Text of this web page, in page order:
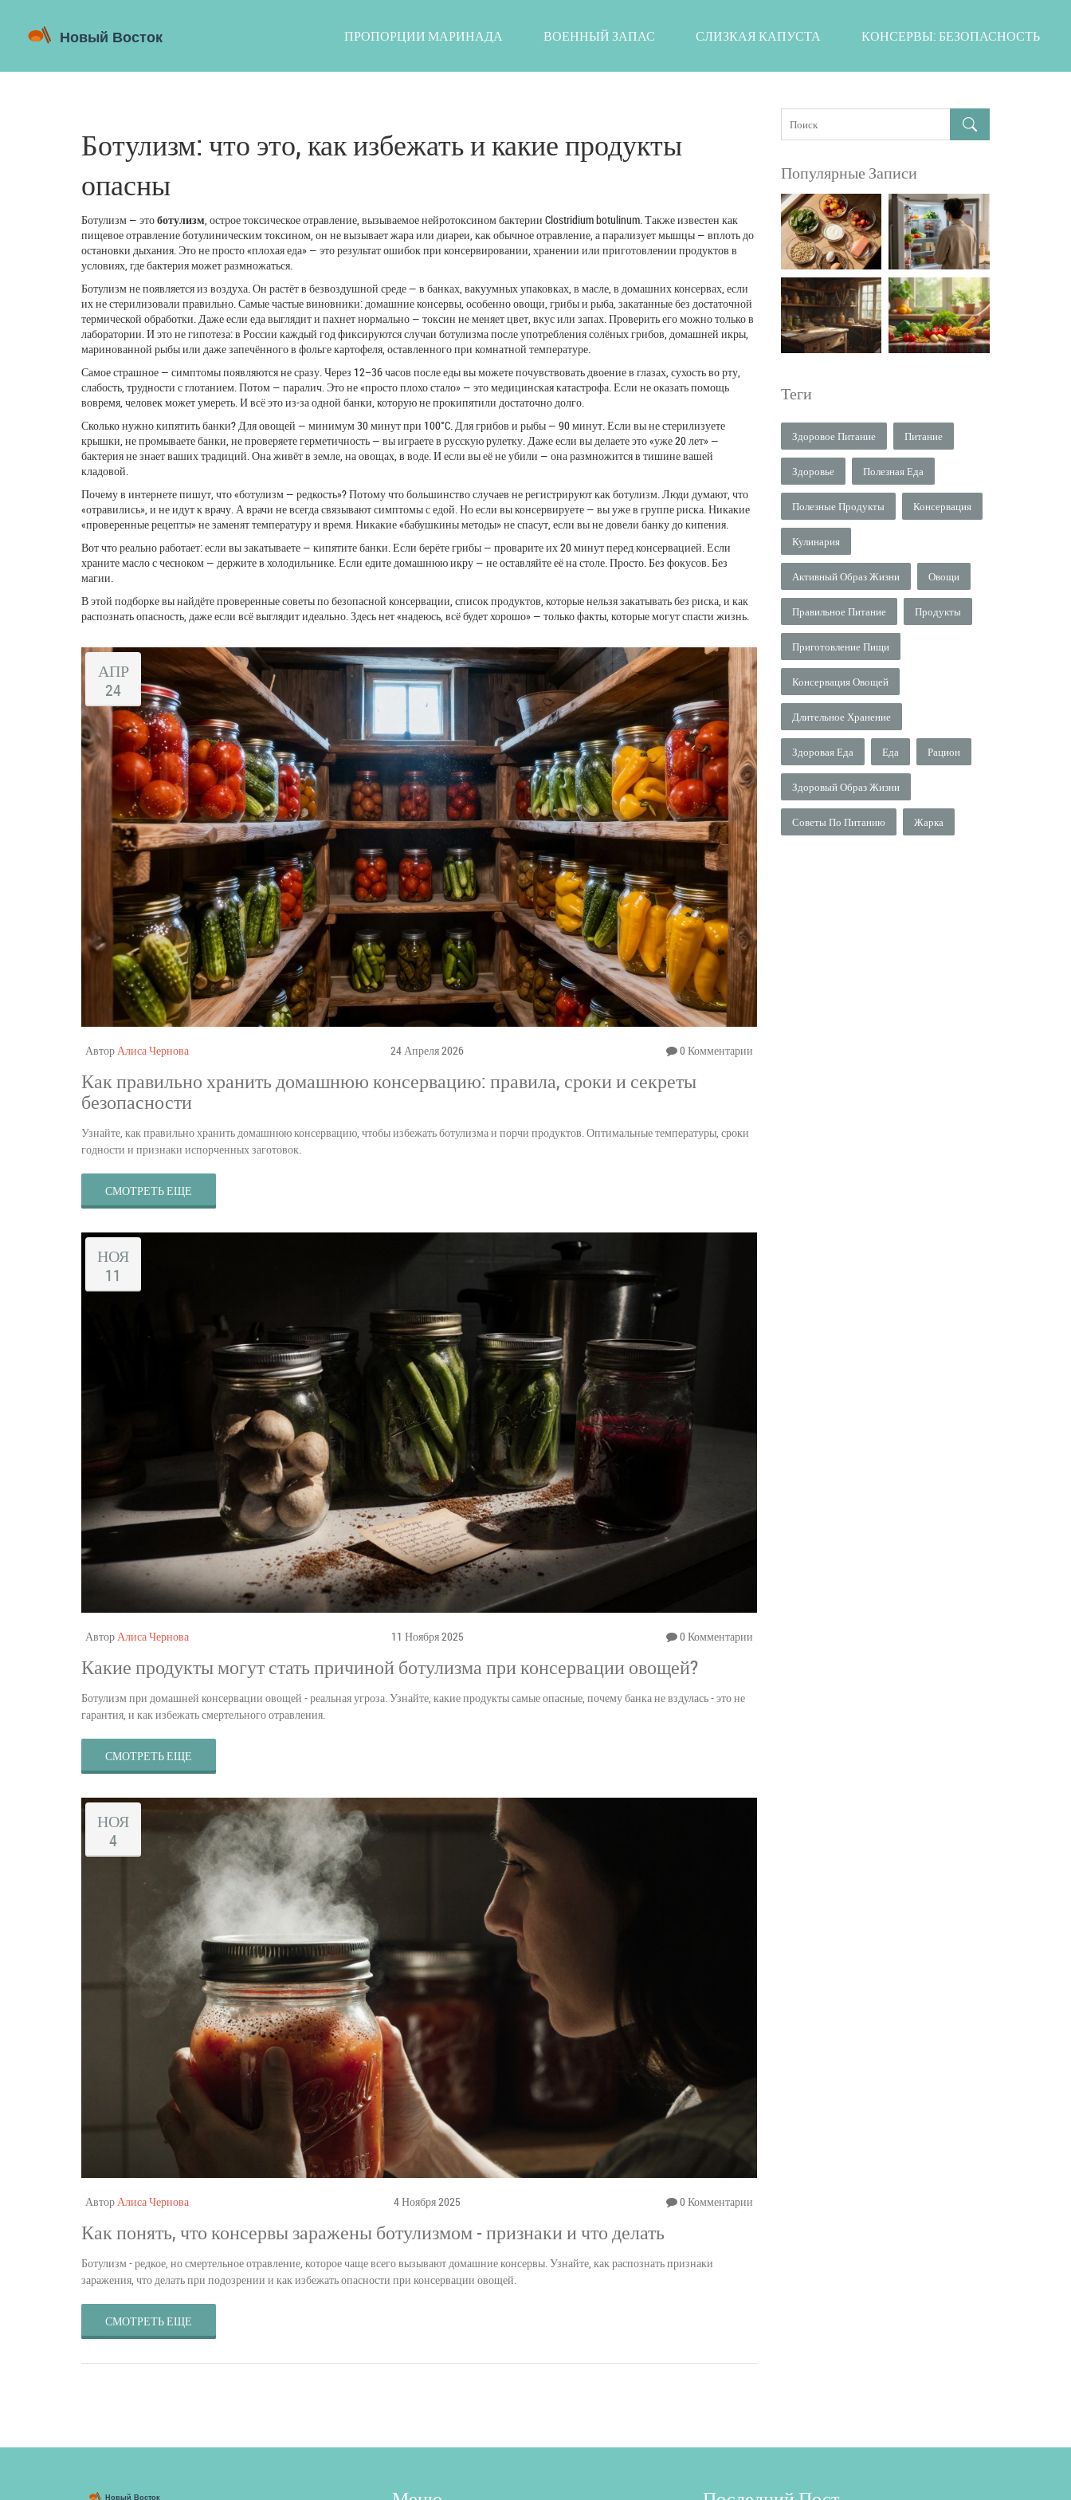
ПРОПОРЦИИ МАРИНАДА ВОЕННЫЙ ЗАПАС СЛИЗКАЯ КАПУСТА КОНСЕРВЫ: БЕЗОПАСНОСТЬ
Ботулизм: что это, как избежать и какие продукты
опасны
Ботулизм — этоботулизм острое токсическое отравление, вызываемое нейротоксином бактерии Clostridium botulinum . Также известен как
пищевое отравление ботулиническим токсином , он не вызывает жара или диареи, как обычное отравление, а парализует мышцы — вплоть до
остановки дыхания. Это не просто «плохая еда» — это результат ошибок при консервировании, хранении или приготовлении продуктов в
условиях, где бактерия может размножаться.
Ботулизм не появляется из воздуха. Он растёт в безвоздушной среде — в банках, вакуумных упаковках, в масле, в домашних консервах, если
их не стерилизовали правильно. Самые частые виновники: домашние консервы особенно овощи, грибы и рыба, закатанные без достаточной
термической обработки . Даже если еда выглядит и пахнет нормально — токсин не меняет цвет, вкус или запах. Проверить его можно только в
лаборатории. И это не гипотеза: в России каждый год фиксируются случаи ботулизма после употребления солёных грибов, домашней икры,
маринованной рыбы или даже запечённого в фольге картофеля, оставленного при комнатной температуре.
Самое страшное — симптомы появляются не сразу. Через 12–36 часов после еды вы можете почувствовать двоение в глазах, сухость во рту,
слабость, трудности с глотанием. Потом — паралич. Это не «просто плохо стало» — это медицинская катастрофа. Если не оказать помощь
вовремя, человек может умереть. И всё это из-за одной банки, которую не прокипятили достаточно долго.
Сколько нужно кипятить банки? Для овощей — минимум 30 минут при 100°C. Для грибов и рыбы — 90 минут. Если вы не стерилизуете
крышки, не промываете банки, не проверяете герметичность — вы играете в русскую рулетку. Даже если вы делаете это «уже 20 лет» —
бактерия не знает ваших традиций. Она живёт в земле, на овощах, в воде. И если вы её не убили — она размножится в тишине вашей
кладовой.
Почему в интернете пишут, что «ботулизм — редкость»? Потому что большинство случаев не регистрируют как ботулизм. Люди думают, что
«отравились», и не идут к врачу. А врачи не всегда связывают симптомы с едой. Но если вы консервируете — вы уже в группе риска. Никакие
«проверенные рецепты» не заменят температуру и время. Никакие «бабушкины методы» не спасут, если вы не довели банку до кипения.
Вот что реально работает: если вы закатываете — кипятите банки. Если берёте грибы — проварите их 20 минут перед консервацией. Если
храните масло с чесноком — держите в холодильнике. Если едите домашнюю икру — не оставляйте её на столе. Просто. Без фокусов. Без
магии.
В этой подборке вы найдёте проверенные советы по безопасной консервации, список продуктов, которые нельзя закатывать без риска, и как
распознать опасность, даже если всё выглядит идеально. Здесь нет «надеюсь, всё будет хорошо» — только факты, которые могут спасти жизнь.
АПР
24
АвторАлиса Чернова 24 Апреля 2026 0 Комментарии
Как правильно хранить домашнюю консервацию: правила, сроки и секреты
безопасности
Узнайте, как правильно хранить домашнюю консервацию, чтобы избежать ботулизма и порчи продуктов. Оптимальные температуры, сроки
годности и признаки испорченных заготовок.
СМОТРЕТЬ ЕЩЕ
НОЯ
11
АвторАлиса Чернова 11 Ноября 2025 0 Комментарии
Какие продукты могут стать причиной ботулизма при консервации овощей?
Ботулизм при домашней консервации овощей - реальная угроза. Узнайте, какие продукты самые опасные, почему банка не вздулась - это не
гарантия, и как избежать смертельного отравления.
СМОТРЕТЬ ЕЩЕ
НОЯ
4
Автор Алиса Чернова 4 Ноября 2025 0 Комментарии
Как понять, что консервы заражены ботулизмом - признаки и что делать
Ботулизм - редкое, но смертельное отравление, которое чаще всего вызывают домашние консервы. Узнайте, как распознать признаки
заражения, что делать при подозрении и как избежать опасности при консервации овощей.
СМОТРЕТЬ ЕЩЕ
Популярные Записи
Теги
Здоровое Питание Питание
Здоровье Полезная Еда
Полезные Продукты Консервация
Кулинария
Активный Образ Жизни Овощи
Правильное Питание Продукты
Приготовление Пищи
Консервация Овощей
Длительное Хранение
Здоровая Еда Еда Рацион
Здоровый Образ Жизни
Советы По Питанию Жарка